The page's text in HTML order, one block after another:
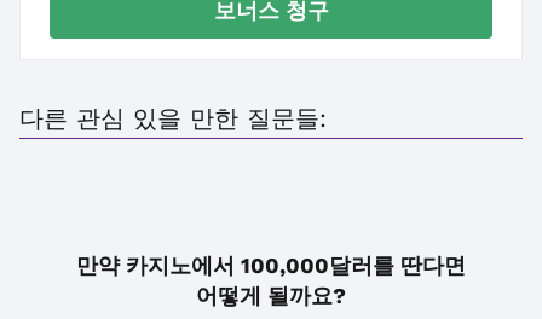
보너스 청구
다른 관심 있을 만한 질문들:
만약 카지노에서 100,000달러를 딴다면
어떻게 될까요?